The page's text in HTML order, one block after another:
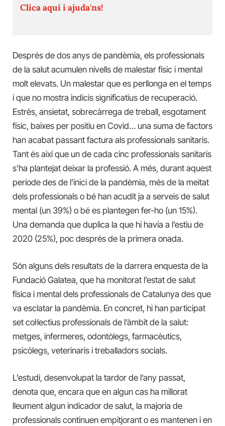
Clica aquí i ajuda'ns!
Després de dos anys de pandèmia, els professionals
de la salut acumulen nivells de malestar físic i mental
molt elevats. Un malestar que es perllonga en el temps
i que no mostra indicis significatius de recuperació.
Estrès, ansietat, sobrecàrrega de treball, esgotament
físic, baixes per positiu en Covid… una suma de factors
han acabat passant factura als professionals sanitaris.
Tant és així que un de cada cinc professionals sanitaris
s’ha plantejat deixar la professió. A més, durant aquest
període des de l’inici de la pandèmia, més de la meitat
dels professionals o bé han acudit ja a serveis de salut
mental (un 39%) o bé es plantegen fer-ho (un 15%).
Una demanda que duplica la que hi havia a l’estiu de
2020 (25%), poc després de la primera onada.
Són alguns dels resultats de la darrera enquesta de la
Fundació Galatea, que ha monitorat l’estat de salut
física i mental dels professionals de Catalunya des que
va esclatar la pandèmia. En concret, hi han participat
set col·lectius professionals de l’àmbit de la salut:
metges, infermeres, odontòlegs, farmacèutics,
psicòlegs, veterinaris i treballadors socials.
L’estudi, desenvolupat la tardor de l’any passat,
denota que, encara que en algun cas ha millorat
lleument algun indicador de salut, la majoria de
professionals continuen empitjorant o es mantenen i en